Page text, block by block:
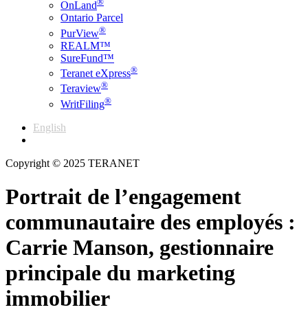
OnLand
Ontario Parcel
PurView®
REALM™
SureFund™
Teranet eXpress®
Teraview®
WritFiling®
English
Copyright © 2025 TERANET
Portrait de l’engagement
communautaire des employés :
Carrie Manson, gestionnaire
principale du marketing
immobilier